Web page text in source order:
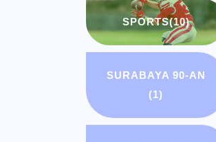
SPORTS(10)
SURABAYA 90-AN
(1)